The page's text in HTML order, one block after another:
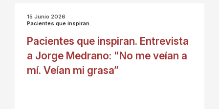
15 Junio 2026
Pacientes que inspiran
Pacientes que inspiran. Entrevista
a Jorge Medrano: "No me veían a
mí. Veían mi grasa”